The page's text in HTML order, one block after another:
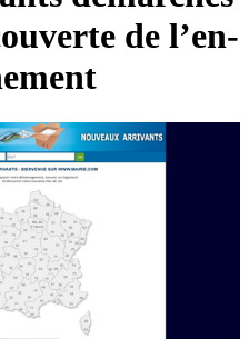
de l’en­